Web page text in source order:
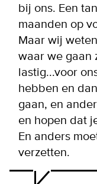
bij ons. Een
maanden op
Maar wij
waar we gaan
lastig...voor
hebben en
gaan, en
en hopen dat
En anders
verzetten.